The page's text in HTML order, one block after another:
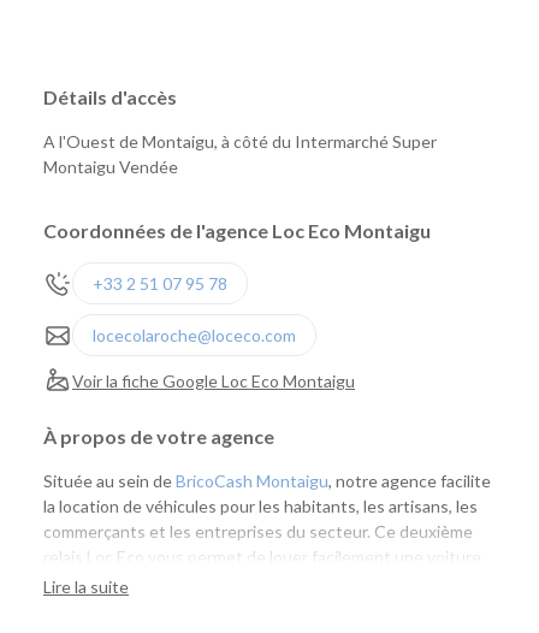
Détails d'accès
A l'Ouest de Montaigu, à côté du Intermarché Super
Montaigu Vendée
Coordonnées de l'agence Loc Eco Montaigu
+33 2 51 07 95 78
locecolaroche@loceco.com
Voir la fiche Google Loc Eco Montaigu
À propos de votre agence
Située au sein deBricoCash Montaigu, notre agence facilite
la location de véhicules pour les habitants, les artisans, les
commerçants et les entreprises du secteur. Ce deuxième
relais Loc Eco vous permet de louer facilement une voiture
ou un utilitaire à proximité de chez vous, tout en profitant
Lire la suite